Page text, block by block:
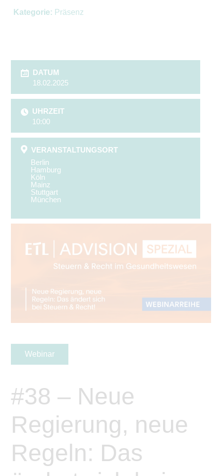
Kategorie: Präsenz
DATUM
18.02.2025
UHRZEIT
10:00
VERANSTALTUNGSORT
Berlin
Hamburg
Köln
Mainz
Stuttgart
München
Webinar
#38 – Neue
Regierung, neue
Regeln: Das